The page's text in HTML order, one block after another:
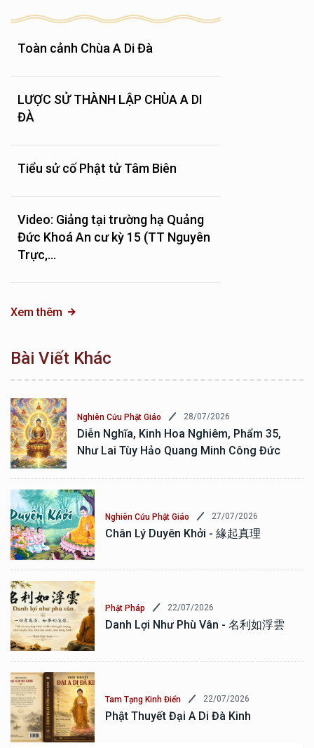
Toàn cảnh Chùa A Di Đà
LƯỢC SỬ THÀNH LẬP CHÙA A DI
ĐÀ
Tiểu sử cố Phật tử Tâm Biên
Video: Giảng tại trường hạ Quảng
Đức Khoá An cư kỳ 15 (TT Nguyên
Trực,...
Xem thêm
Bài Viết Khác
Nghiên Cứu Phật Giáo 28/07/2026
Diễn Nghĩa, Kinh Hoa Nghiêm, Phẩm 35,
Như Lai Tùy Hảo Quang Minh Công Đức
Nghiên Cứu Phật Giáo 27/07/2026
Chân Lý Duyên Khởi - 緣起真理
Phật Pháp 22/07/2026
Danh Lợi Như Phù Vân - 名利如浮雲
Tam Tạng Kinh Điển 22/07/2026
Phật Thuyết Đại A Di Đà Kinh